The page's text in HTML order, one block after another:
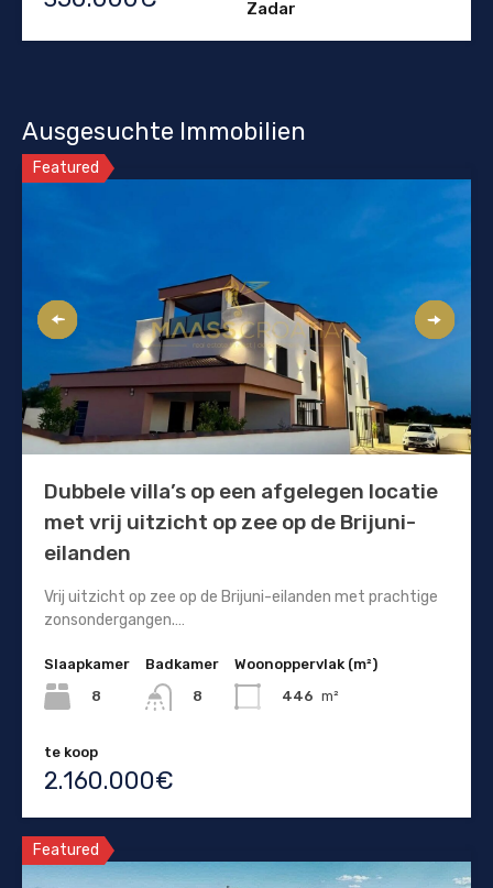
Zadar
Ausgesuchte Immobilien
Featured
Dubbele villa’s op een afgelegen locatie
met vrij uitzicht op zee op de Brijuni-
eilanden
Vrij uitzicht op zee op de Brijuni-eilanden met prachtige
zonsondergangen.…
Slaapkamer
8
Badkamer
8
Woonoppervlak (m²)
446 m²
te koop
2.160.000€
Featured